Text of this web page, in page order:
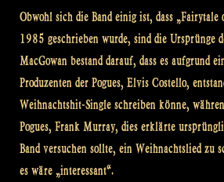
Obwohl sich die Band einig ist, dass
1985 geschrieben wurde, sind die Ursprünge
MacGowan bestand darauf, dass es aufgrund
Produzenten der Pogues, Elvis Costello,
Weihnachtshit-Single schreiben könne,
Pogues, Frank Murray, dies erklärte
Band versuchen sollte, ein Weihnachtslied zu
es wäre „interessant“.